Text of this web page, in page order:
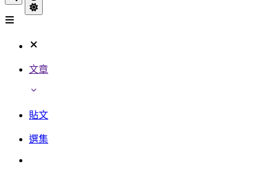
文章
貼文
選集